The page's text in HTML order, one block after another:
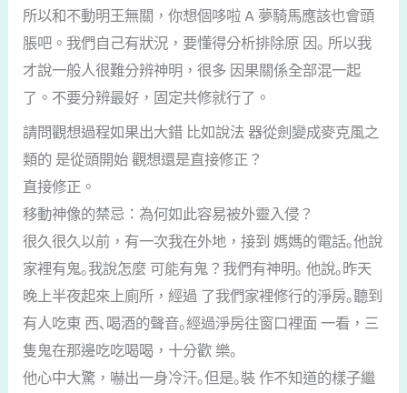
所以和不動明王無關，你想個哆啦 A 夢騎馬應該也會頭
脹吧。我們自己有狀況，要懂得分析排除原 因｡ 所以我
才說一般人很難分辨神明，很多 因果關係全部混一起
了。不要分辨最好，固定共修就行了。
請問觀想過程如果出大錯 比如說法 器從劍變成麥克風之
類的 是從頭開始 觀想還是直接修正？
直接修正。
移動神像的禁忌：為何如此容易被外靈入侵？
很久很久以前，有一次我在外地，接到 媽媽的電話｡他說
家裡有鬼｡我說怎麼 可能有鬼？我們有神明｡ 他說｡昨天
晚上半夜起來上廁所，經過 了我們家裡修行的淨房｡聽到
有人吃東 西､喝酒的聲音｡經過淨房往窗口裡面 一看，三
隻鬼在那邊吃吃喝喝，十分歡 樂｡
他心中大驚，嚇出一身冷汗｡但是｡裝 作不知道的樣子繼